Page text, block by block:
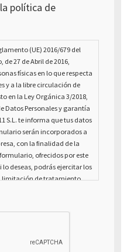
política de
(UE) 2016/679 del
27 de Abril de 2016,
físicas en lo que respecta
y a la libre circulación de
en la Ley Orgánica 3/2018,
Datos Personales y garantía
S.L. te informa que tus datos
serán incorporados a
con la finalidad de la
ofrecidos por este
deseas, podrás ejercitar los
limitación de tratamiento,
retirada del consentimiento
mismos, mediante escrito
1 Alfaz del Pí (03580),